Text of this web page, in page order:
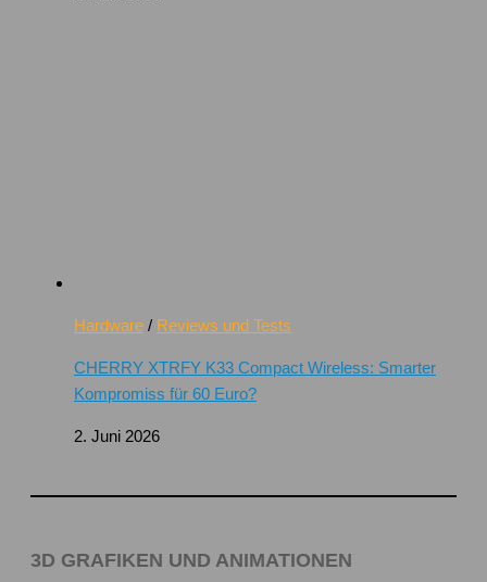
Hardware / Reviews und Tests
CHERRY XTRFY K33 Compact Wireless: Smarter
Kompromiss für 60 Euro?
2. Juni 2026
3D GRAFIKEN UND ANIMATIONEN